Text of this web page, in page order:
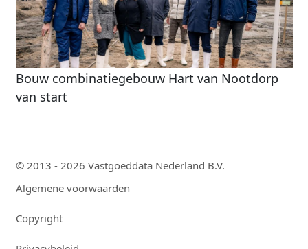
Bouw combinatiegebouw Hart van Nootdorp
van start
© 2013 - 2026 Vastgoeddata Nederland B.V.
Algemene voorwaarden
Copyright